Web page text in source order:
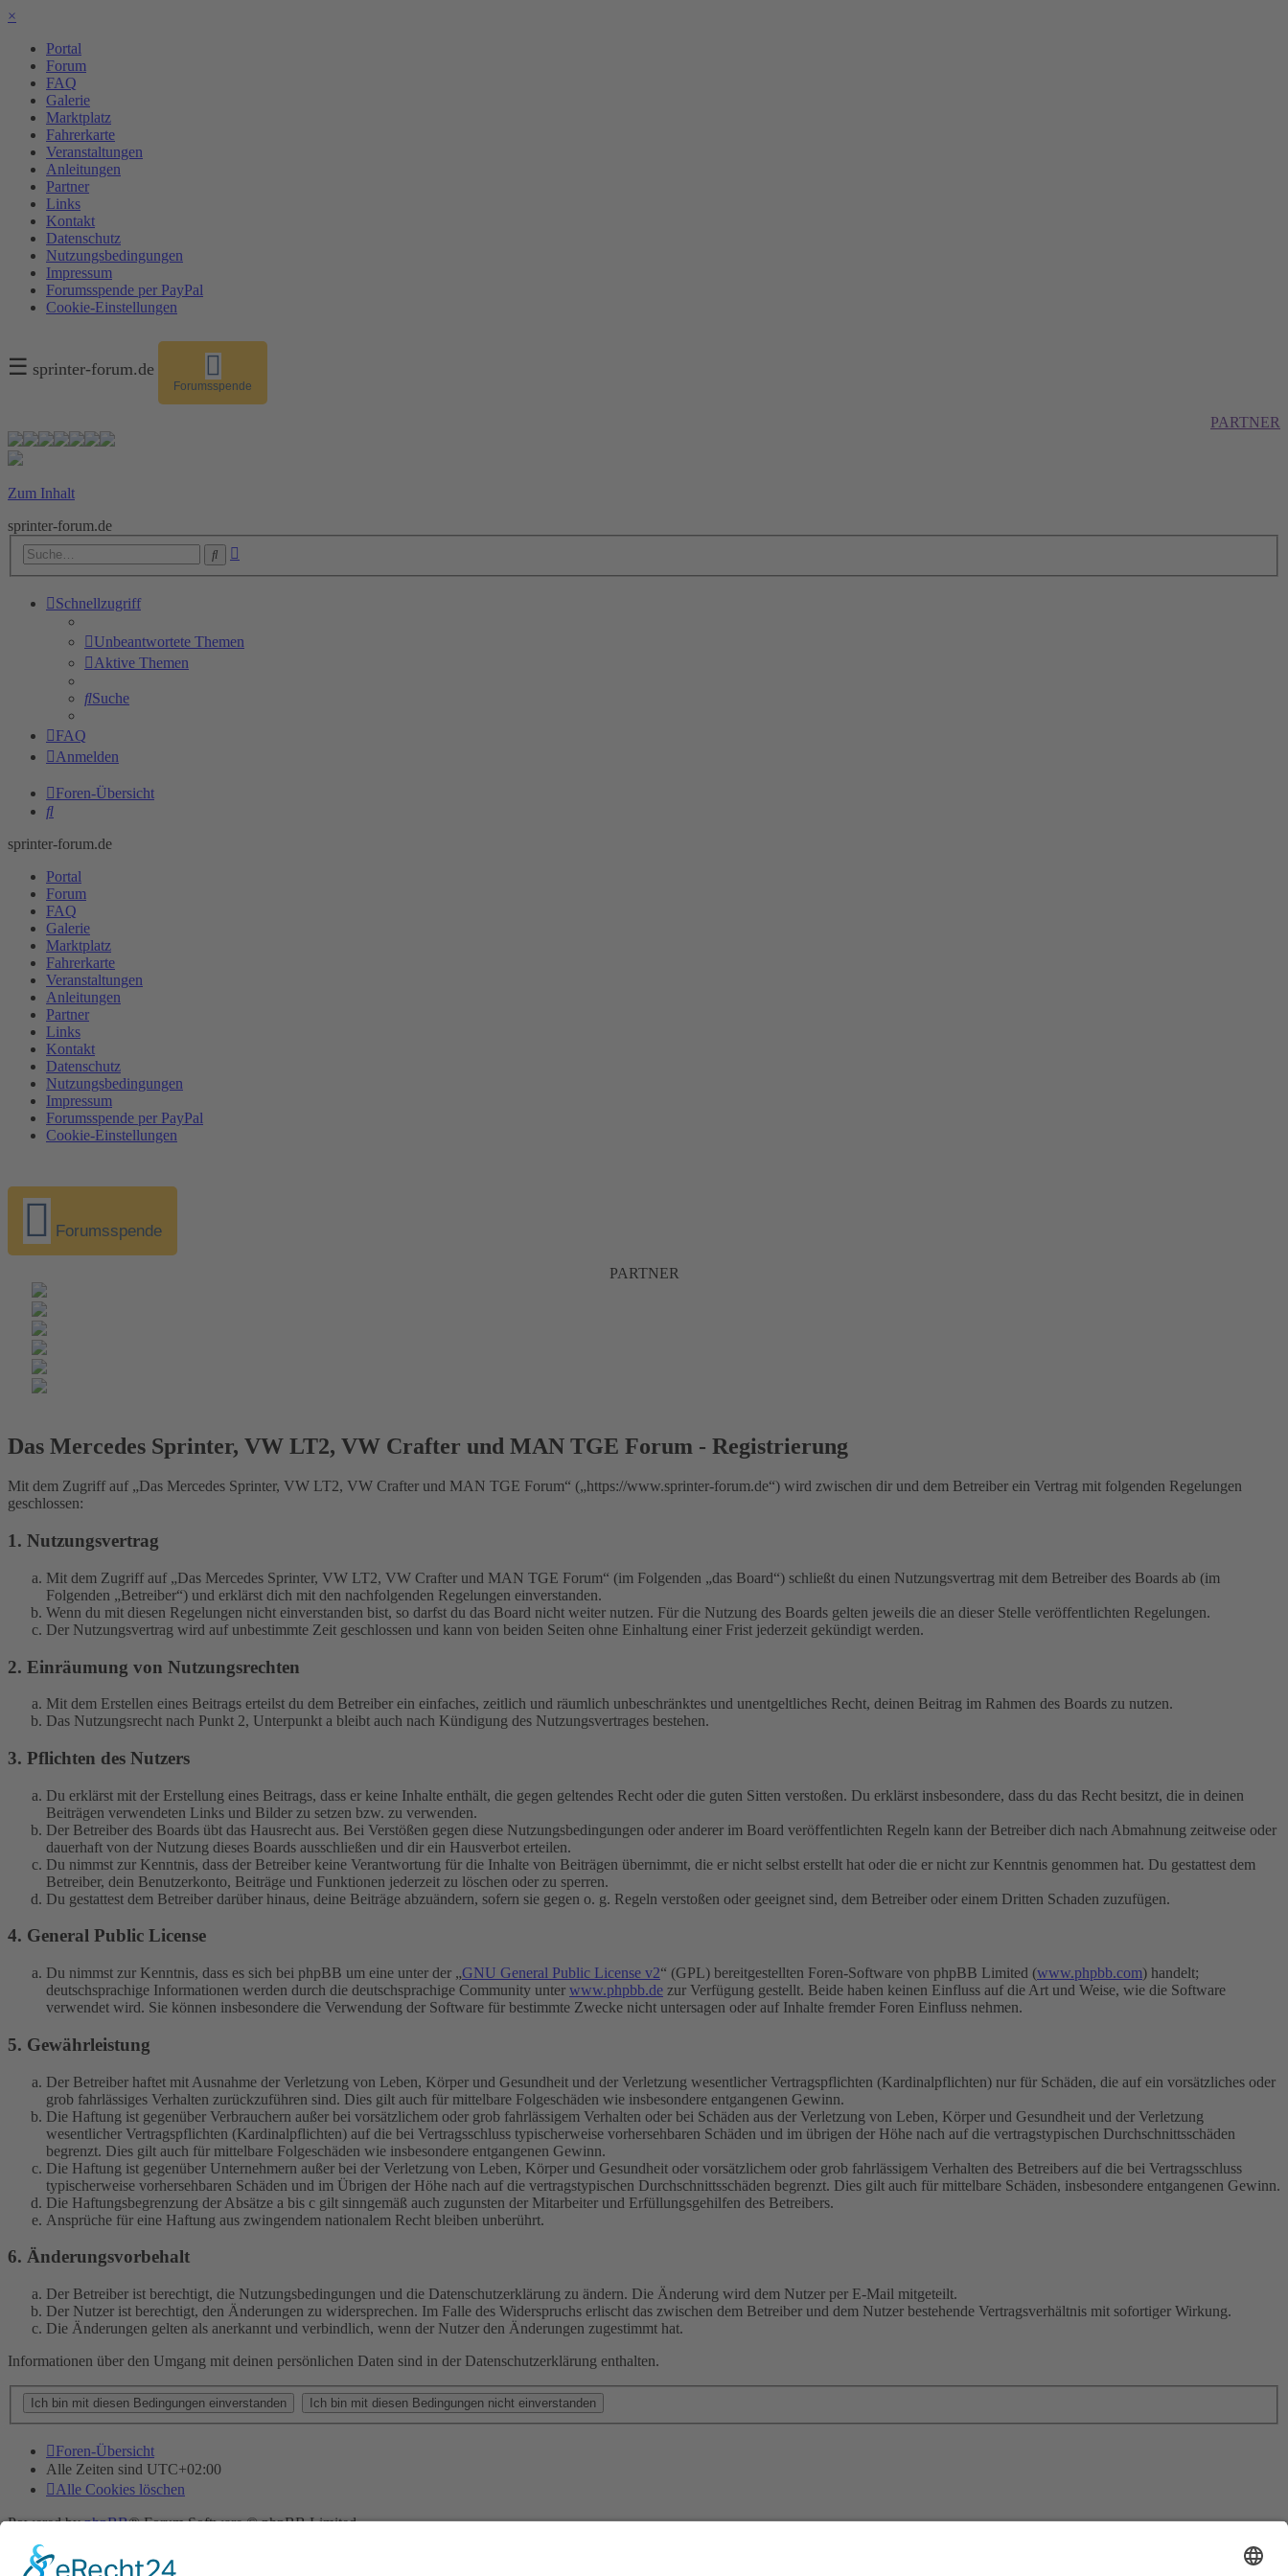
×
Portal
Forum
FAQ
Galerie
Marktplatz
Fahrerkarte
Veranstaltungen
Anleitungen
Partner
Links
Kontakt
Datenschutz
Nutzungsbedingungen
Impressum
Forumsspende per PayPal
Cookie-Einstellungen
☰ sprinter-forum.de
Forumsspende
PARTNER
Zum Inhalt
sprinter-forum.de
Suche
Schnellzugriff
Unbeantwortete Themen
Aktive Themen
Suche
FAQ
Anmelden
Foren-Übersicht
Suche
sprinter-forum.de
Portal
Forum
FAQ
Galerie
Marktplatz
Fahrerkarte
Veranstaltungen
Anleitungen
Partner
Links
Kontakt
Datenschutz
Nutzungsbedingungen
Impressum
Forumsspende per PayPal
Cookie-Einstellungen
Forumsspende
PARTNER
Das Mercedes Sprinter, VW LT2, VW Crafter und MAN TGE Forum - Registrierung
Mit dem Zugriff auf „Das Mercedes Sprinter, VW LT2, VW Crafter und MAN TGE Forum“ („https://www.sprinter-forum.de“) wird zwischen dir und dem Betreiber ein Vertrag mit folgenden Regelungen
geschlossen:
1. Nutzungsvertrag
Mit dem Zugriff auf „Das Mercedes Sprinter, VW LT2, VW Crafter und MAN TGE Forum“ (im Folgenden „das Board“) schließt du einen Nutzungsvertrag mit dem Betreiber des Boards ab (im
Folgenden „Betreiber“) und erklärst dich mit den nachfolgenden Regelungen einverstanden.
Wenn du mit diesen Regelungen nicht einverstanden bist, so darfst du das Board nicht weiter nutzen. Für die Nutzung des Boards gelten jeweils die an dieser Stelle veröffentlichten Regelungen.
Der Nutzungsvertrag wird auf unbestimmte Zeit geschlossen und kann von beiden Seiten ohne Einhaltung einer Frist jederzeit gekündigt werden.
2. Einräumung von Nutzungsrechten
Mit dem Erstellen eines Beitrags erteilst du dem Betreiber ein einfaches, zeitlich und räumlich unbeschränktes und unentgeltliches Recht, deinen Beitrag im Rahmen des Boards zu nutzen.
Das Nutzungsrecht nach Punkt 2, Unterpunkt a bleibt auch nach Kündigung des Nutzungsvertrages bestehen.
3. Pflichten des Nutzers
Du erklärst mit der Erstellung eines Beitrags, dass er keine Inhalte enthält, die gegen geltendes Recht oder die guten Sitten verstoßen. Du erklärst insbesondere, dass du das Recht besitzt, die in deinen
Beiträgen verwendeten Links und Bilder zu setzen bzw. zu verwenden.
Der Betreiber des Boards übt das Hausrecht aus. Bei Verstößen gegen diese Nutzungsbedingungen oder anderer im Board veröffentlichten Regeln kann der Betreiber dich nach Abmahnung zeitweise oder
dauerhaft von der Nutzung dieses Boards ausschließen und dir ein Hausverbot erteilen.
Du nimmst zur Kenntnis, dass der Betreiber keine Verantwortung für die Inhalte von Beiträgen übernimmt, die er nicht selbst erstellt hat oder die er nicht zur Kenntnis genommen hat. Du gestattest dem
Betreiber, dein Benutzerkonto, Beiträge und Funktionen jederzeit zu löschen oder zu sperren.
Du gestattest dem Betreiber darüber hinaus, deine Beiträge abzuändern, sofern sie gegen o. g. Regeln verstoßen oder geeignet sind, dem Betreiber oder einem Dritten Schaden zuzufügen.
4. General Public License
Du nimmst zur Kenntnis, dass es sich bei phpBB um eine unter der „GNU General Public License v2“ (GPL) bereitgestellten Foren-Software von phpBB Limited (www.phpbb.com) handelt;
deutschsprachige Informationen werden durch die deutschsprachige Community unter www.phpbb.de zur Verfügung gestellt. Beide haben keinen Einfluss auf die Art und Weise, wie die Software
verwendet wird. Sie können insbesondere die Verwendung der Software für bestimmte Zwecke nicht untersagen oder auf Inhalte fremder Foren Einfluss nehmen.
5. Gewährleistung
Der Betreiber haftet mit Ausnahme der Verletzung von Leben, Körper und Gesundheit und der Verletzung wesentlicher Vertragspflichten (Kardinalpflichten) nur für Schäden, die auf ein vorsätzliches oder
grob fahrlässiges Verhalten zurückzuführen sind. Dies gilt auch für mittelbare Folgeschäden wie insbesondere entgangenen Gewinn.
Die Haftung ist gegenüber Verbrauchern außer bei vorsätzlichem oder grob fahrlässigem Verhalten oder bei Schäden aus der Verletzung von Leben, Körper und Gesundheit und der Verletzung
wesentlicher Vertragspflichten (Kardinalpflichten) auf die bei Vertragsschluss typischerweise vorhersehbaren Schäden und im übrigen der Höhe nach auf die vertragstypischen Durchschnittsschäden
begrenzt. Dies gilt auch für mittelbare Folgeschäden wie insbesondere entgangenen Gewinn.
Die Haftung ist gegenüber Unternehmern außer bei der Verletzung von Leben, Körper und Gesundheit oder vorsätzlichem oder grob fahrlässigem Verhalten des Betreibers auf die bei Vertragsschluss
typischerweise vorhersehbaren Schäden und im Übrigen der Höhe nach auf die vertragstypischen Durchschnittsschäden begrenzt. Dies gilt auch für mittelbare Schäden, insbesondere entgangenen Gewinn.
Die Haftungsbegrenzung der Absätze a bis c gilt sinngemäß auch zugunsten der Mitarbeiter und Erfüllungsgehilfen des Betreibers.
Ansprüche für eine Haftung aus zwingendem nationalem Recht bleiben unberührt.
6. Änderungsvorbehalt
Der Betreiber ist berechtigt, die Nutzungsbedingungen und die Datenschutzerklärung zu ändern. Die Änderung wird dem Nutzer per E-Mail mitgeteilt.
Der Nutzer ist berechtigt, den Änderungen zu widersprechen. Im Falle des Widerspruchs erlischt das zwischen dem Betreiber und dem Nutzer bestehende Vertragsverhältnis mit sofortiger Wirkung.
Die Änderungen gelten als anerkannt und verbindlich, wenn der Nutzer den Änderungen zugestimmt hat.
Informationen über den Umgang mit deinen persönlichen Daten sind in der Datenschutzerklärung enthalten.
Foren-Übersicht
Alle Zeiten sind UTC+02:00
Alle Cookies löschen
Powered byphpBB® Forum Software © phpBB Limited
Deutsche Übersetzung durch